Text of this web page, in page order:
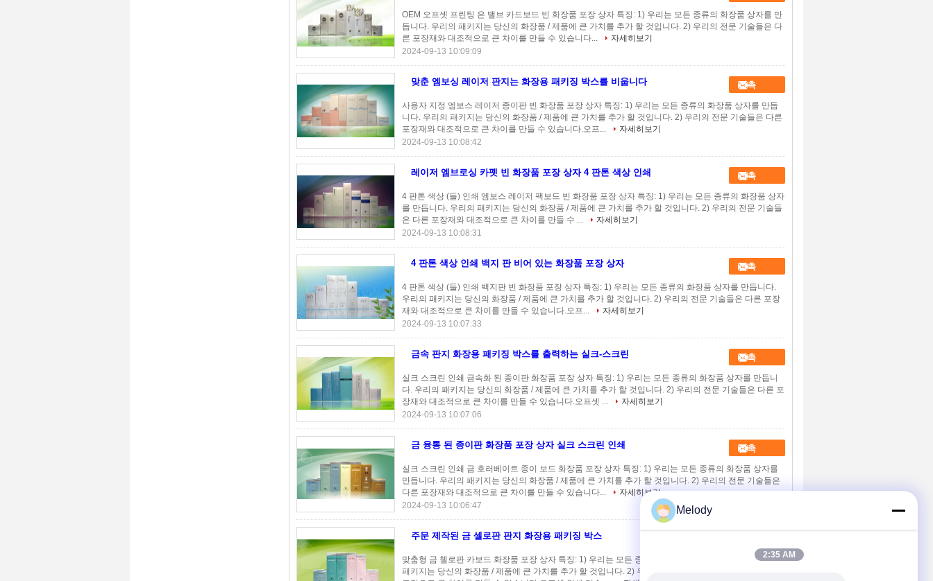
OEM 오프셋 프린팅 은 밸브 카드보드 빈 화장품 포장 상자 특징: 1) 우리는 모든 종류의 화장품 상자를 만
듭니다. 우리의 패키지는 당신의 화장품 / 제품에 큰 가치를 추가 할 것입니다. 2) 우리의 전문 기술들은 다
른 포장재와 대조적으로 큰 차이를 만들 수 있습니다...
자세히보기
2024-09-13 10:09:09
맞춘 엠보싱 레이저 판지는 화장용 패키징 박스를 비웁니다 접촉
사용자 지정 엠보스 레이저 종이판 빈 화장품 포장 상자 특징: 1) 우리는 모든 종류의 화장품 상자를 만듭
니다. 우리의 패키지는 당신의 화장품 / 제품에 큰 가치를 추가 할 것입니다. 2) 우리의 전문 기술들은 다른
포장재와 대조적으로 큰 차이를 만들 수 있습니다.오프...
자세히보기
2024-09-13 10:08:42
레이저 엠브로싱 카펫 빈 화장품 포장 상자 4 판톤 색상 인쇄 접촉
4 판톤 색상 (들) 인쇄 엠보스 레이저 팩보드 빈 화장품 포장 상자 특징: 1) 우리는 모든 종류의 화장품 상자
를 만듭니다. 우리의 패키지는 당신의 화장품 / 제품에 큰 가치를 추가 할 것입니다. 2) 우리의 전문 기술들
은 다른 포장재와 대조적으로 큰 차이를 만들 수 ...
자세히보기
2024-09-13 10:08:31
4 판톤 색상 인쇄 백지 판 비어 있는 화장품 포장 상자 접촉
4 판톤 색상 (들) 인쇄 백지판 빈 화장품 포장 상자 특징: 1) 우리는 모든 종류의 화장품 상자를 만듭니다.
우리의 패키지는 당신의 화장품 / 제품에 큰 가치를 추가 할 것입니다. 2) 우리의 전문 기술들은 다른 포장
재와 대조적으로 큰 차이를 만들 수 있습니다.오프...
자세히보기
2024-09-13 10:07:33
금속 판지 화장용 패키징 박스를 출력하는 실크-스크린 접촉
실크 스크린 인쇄 금속화 된 종이판 화장품 포장 상자 특징: 1) 우리는 모든 종류의 화장품 상자를 만듭니
다. 우리의 패키지는 당신의 화장품 / 제품에 큰 가치를 추가 할 것입니다. 2) 우리의 전문 기술들은 다른 포
장재와 대조적으로 큰 차이를 만들 수 있습니다.오프셋 ...
자세히보기
2024-09-13 10:07:06
금 융통 된 종이판 화장품 포장 상자 실크 스크린 인쇄 접촉
실크 스크린 인쇄 금 호러베이트 종이 보드 화장품 포장 상자 특징: 1) 우리는 모든 종류의 화장품 상자를
만듭니다. 우리의 패키지는 당신의 화장품 / 제품에 큰 가치를 추가 할 것입니다. 2) 우리의 전문 기술들은
다른 포장재와 대조적으로 큰 차이를 만들 수 있습니다...
자세히보기
2024-09-13 10:06:47
주문 제작된 금 셀로판 판지 화장용 패키징 박스
맞춤형 금 첼로판 카보드 화장품 포장 상자 특징: 1) 우리는 모든 종류의 화장품 상자를 만듭니다. 우리의
패키지는 당신의 화장품 / 제품에 큰 가치를 추가 할 것입니다. 2) 우리의 전문 기술들은 다른 포장재와 대
Melody
2:35 AM